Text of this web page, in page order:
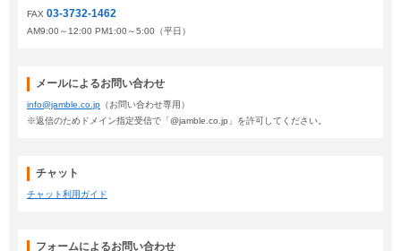
FAX 03-3732-1462
AM9:00～12:00 PM1:00～5:00（平日）
メールによるお問い合わせ
info@jamble.co.jp （お問い合わせ専用）
※返信のためドメイン指定受信で「@jamble.co.jp」を許可してください。
チャット
チャット利用ガイド
フォームによるお問い合わせ